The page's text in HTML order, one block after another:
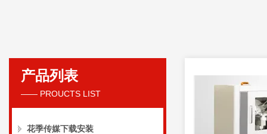
产品列表
—— PROUCTS LIST
花季传媒下载安装